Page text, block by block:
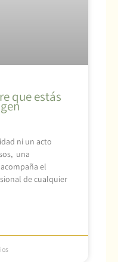
que estás
ni un acto
una
el
de cualquier